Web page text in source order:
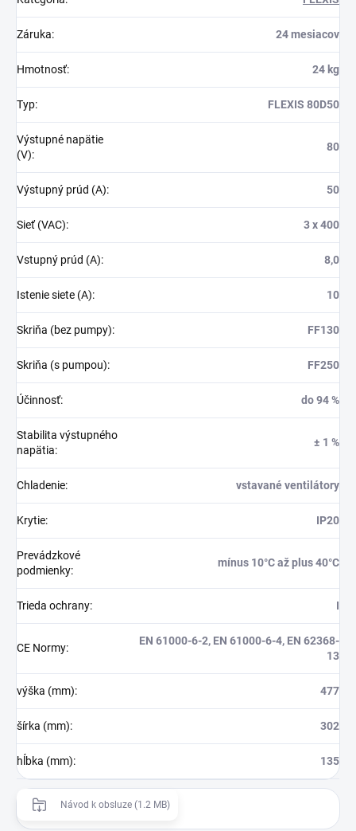
Záruka: 24 mesiacov
Hmotnosť: 24 kg
Typ: FLEXIS 80D50
Výstupné napätie
(V):
80
Výstupný prúd (A): 50
Sieť (VAC): 3 x 400
Vstupný prúd (A): 8,0
Istenie siete (A): 10
Skriňa (bez pumpy): FF130
Skriňa (s pumpou): FF250
Účinnosť: do 94 %
Stabilita výstupného
napätia:
± 1 %
Chladenie: vstavané ventilátory
Krytie: IP20
Prevádzkové
podmienky:
mínus 10°C až plus 40°C
Trieda ochrany: I
CE Normy:
EN 61000-6-2, EN 61000-6-4, EN 62368-
13
výška (mm): 477
šírka (mm): 302
hĺbka (mm): 135
Návod k obsluze (1.2 MB)